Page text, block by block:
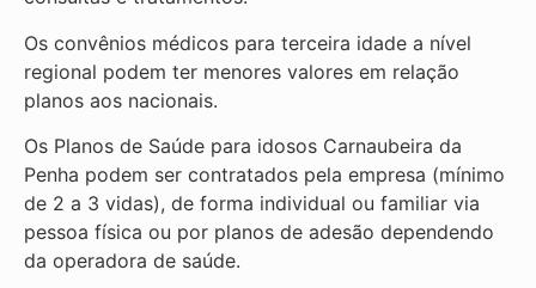
Os convênios médicos para terceira idade a nível
regional podem ter menores valores em relação
planos aos nacionais.
Os Planos de Saúde para idosos Carnaubeira da
Penha podem ser contratados pela empresa (mínimo
de 2 a 3 vidas), de forma individual ou familiar via
pessoa física ou por planos de adesão dependendo
da operadora de saúde.